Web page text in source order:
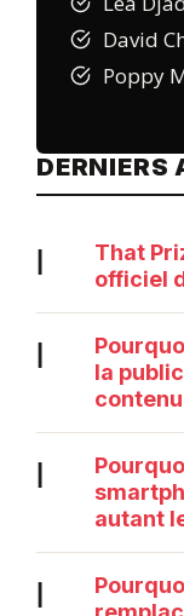
David
Poppy
DERNIERS
|
That
officiel
|
la
contenu
|
autant
|